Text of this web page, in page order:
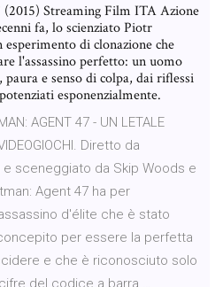
Streaming Film ITA Azione
fa, lo scienziato Piotr
di clonazione che
l'assassino perfetto: un uomo
e senso di colpa, dai riflessi
esponenzialmente.
AGENT 47 - UN LETALE
Diretto da
e sceneggiato da Skip Woods e
Agent 47 ha per
d'élite che è stato
per essere la perfetta
e che è riconosciuto solo
del codice a barra …